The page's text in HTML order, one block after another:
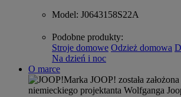
Model: J0643158S22A
Podobne produkty:
Stroje domowe Odzież domowa
Na dzień i noc
O marce
Marka JOOP! została
niemieckiego projektanta Wolfganga